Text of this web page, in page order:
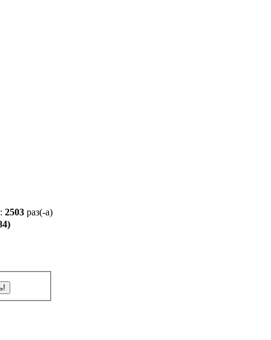
2503 раз(-а)